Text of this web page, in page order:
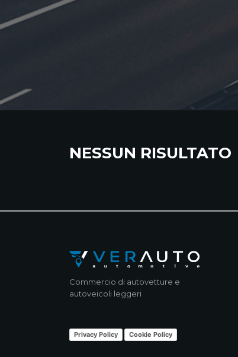
NESSUN RISULTATO
Commercio di autovetture e
autoveicoli leggeri
Privacy Policy Cookie Policy